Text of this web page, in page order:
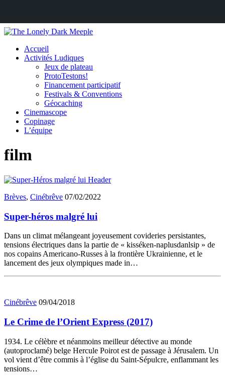
Accueil
Activités Ludiques
Jeux de plateau
ProtoTestons!
Financement participatif
Festivals & Conventions
Géocaching
Cinemascope
Copinage
L’équipe
film
Brèves, Cinébrêve 07/02/2022
Super-héros malgré lui
Dans un climat mélangeant joyeusement covideries persistantes,
tensions électriques dans la partie de « kisséken-naplusdanlsip » de
nos copains Americano-Russes à la frontière Ukrainienne, et le
lancement des jeux olympiques made in…
Cinébrêve 09/04/2018
Le Crime de l’Orient Express (2017)
1934. Le célèbre et néanmoins meilleur détective au monde
(autoproclamé) belge Hercule Poirot est de passage à Jérusalem. Un
vol vient d’être commis à l’église du Saint-Sépulcre, enflammant les
tensions…